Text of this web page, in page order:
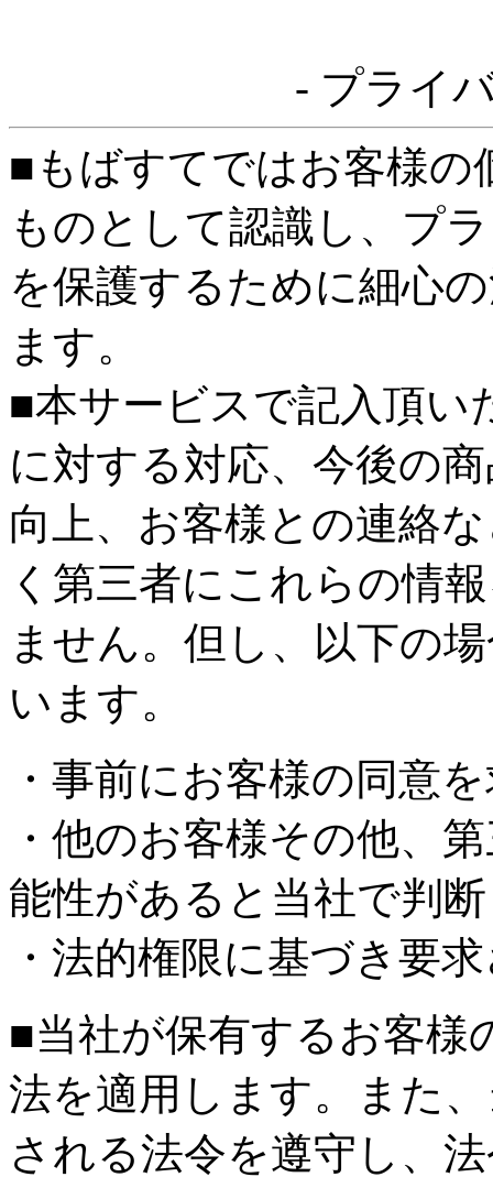
- プライ
■もばすてではお客様の
ものとして認識し、プ
を保護するために細心
ます。
■本サービスで記入頂い
に対する対応、今後の
向上、お客様との連絡
く第三者にこれらの情
ません。但し、以下の
います。
・事前にお客様の同意
・他のお客様その他、
能性があると当社で判
・法的権限に基づき要
■当社が保有するお客様
法を適用します。また
される法令を遵守し、